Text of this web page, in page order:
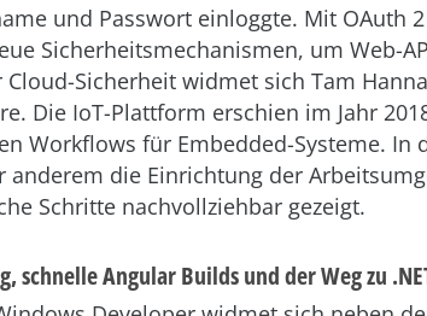
und Passwort einloggte. Mit OAuth
Sicherheitsmechanismen, um Web-
Sicherheit widmet sich Tam
Die IoT-Plattform erschien im Jahr
Workflows für Embedded-Systeme. In
anderem die Einrichtung der
Schritte nachvollziehbar gezeigt.
schnelle Angular Builds und der Weg zu